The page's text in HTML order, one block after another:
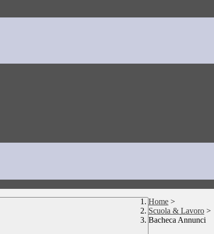
Home >
Scuola & Lavoro >
Bacheca Annunci